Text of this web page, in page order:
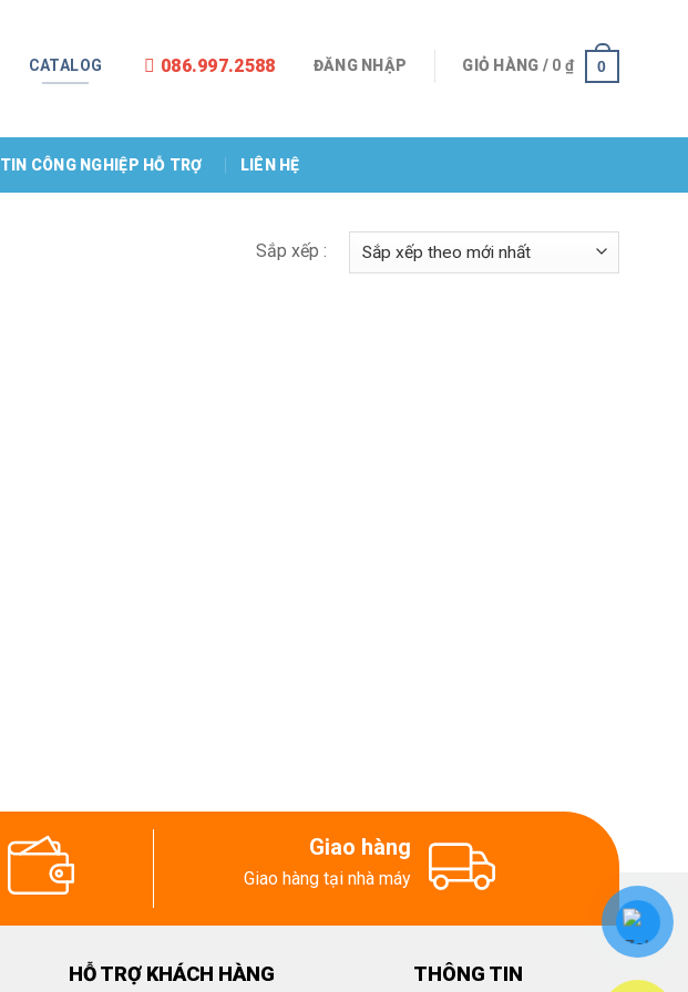
CATALOG 086.997.2588 ĐĂNG NHẬP GIỎ HÀNG / 0 ₫ 0
TIN CÔNG NGHIỆP HỖ TRỢ LIÊN HỆ
Sắp xếp :
Giao hàng
Giao hàng tại nhà máy
HỖ TRỢ KHÁCH HÀNG THÔNG TIN